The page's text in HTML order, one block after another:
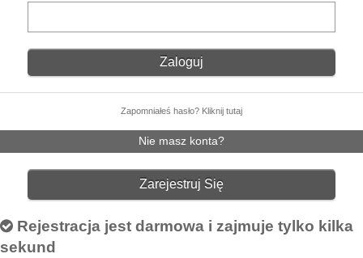
Zapomniałeś hasło? Kliknij tutaj
Nie masz konta?
Zarejestruj Się
Rejestracja jest darmowa i zajmuje tylko kilka
sekund